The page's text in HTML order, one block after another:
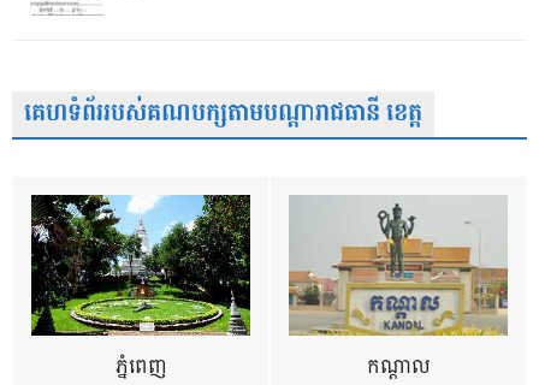
គេហទំព័ររបស់គណបក្សតាមបណ្តារាជធានី ខេត្ត
ភ្នំពេញ កណ្តាល